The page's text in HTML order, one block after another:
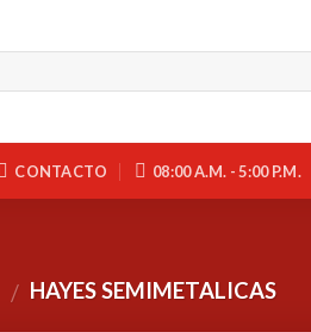
CONTACTO 08:00 A.M. - 5:00 P.M.
/ HAYES SEMIMETALICAS